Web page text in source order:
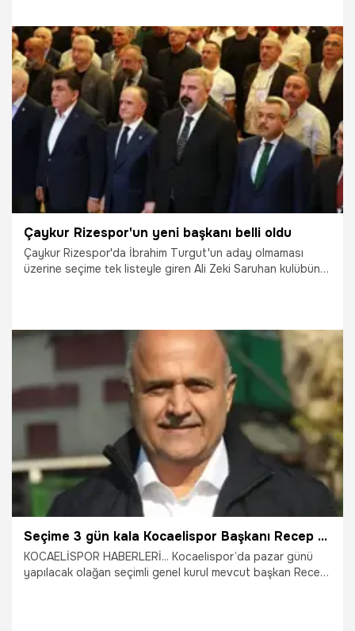
5.06.2026 Vatan TV
Çaykur Rizespor'un yeni başkanı belli oldu
Çaykur Rizespor'da İbrahim Turgut'un aday olmaması
üzerine seçime tek listeyle giren Ali Zeki Saruhan kulübün
4.06.2026 Rizespor
Seçime 3 gün kala Kocaelispor Başkanı Recep Durul'dan flaş karar
KOCAELİSPOR HABERLERİ... Kocaelispor’da pazar günü
yapılacak olağan seçimli genel kurul mevcut başkan Recep